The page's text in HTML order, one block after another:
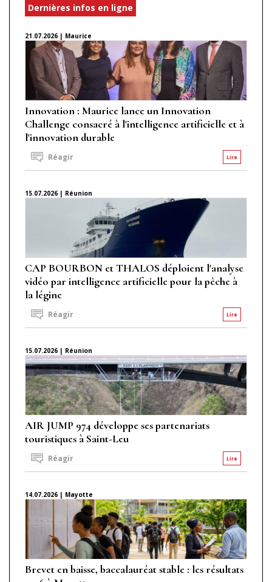
Dernières infos en ligne
21.07.2026 | Maurice
Innovation : Maurice lance un Innovation
Challenge consacré à l'intelligence artificielle et à
l'innovation durable
Lire
Réagir
15.07.2026 | Réunion
CAP BOURBON et THALOS déploient l'analyse
vidéo par intelligence artificielle pour la pêche à
la légine
Lire
Réagir
15.07.2026 | Réunion
AIR JUMP 974 développe ses partenariats
touristiques à Saint-Leu
Lire
Réagir
14.07.2026 | Mayotte
Brevet en baisse, baccalauréat stable : les résultats